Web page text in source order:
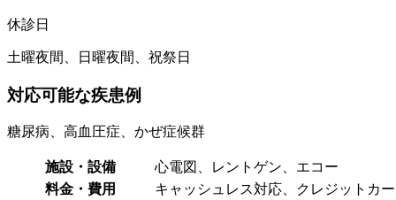
休診日
土曜夜間、日曜夜間、祝祭日
対応可能な疾患例
糖尿病、高血圧症、かぜ症候群
施設・設備
心電図、レントゲン、エコー
料金・費用
キャッシュレス対応、クレジットカ